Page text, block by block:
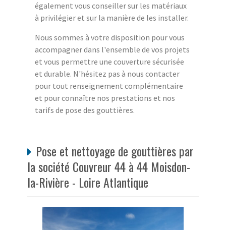
également vous conseiller sur les matériaux
à privilégier et sur la manière de les installer.
Nous sommes à votre disposition pour vous
accompagner dans l'ensemble de vos projets
et vous permettre une couverture sécurisée
et durable. N'hésitez pas à nous contacter
pour tout renseignement complémentaire
et pour connaître nos prestations et nos
tarifs de pose des gouttières.
Pose et nettoyage de gouttières par
la société Couvreur 44 à 44 Moisdon-
la-Rivière - Loire Atlantique